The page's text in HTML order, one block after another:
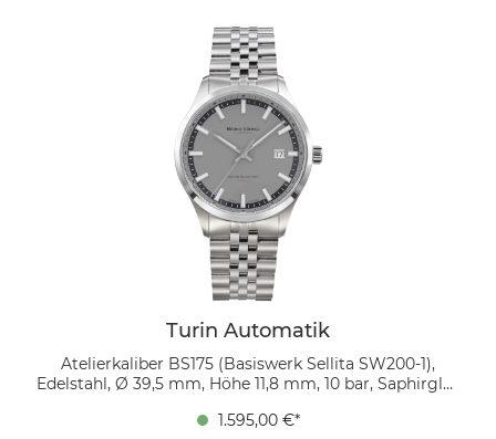
beeindruckt sie durch Perlage auf Grundplatine,
Automatikbrücken und Unruhkloben. Ein eigens
entwickelter Rotor und thermisch gebläute Schrauben
vervollständigen das hochwertige Uhrwerk. Mit ihrem
matten, aufgeräumten Zifferblatt in knalligem Grün
bietet die Turin Automatik ein leicht abzulesendes
Design. Wasserdicht bis 10 BAR dank verschraubtem
Boden und Krone, erinnert sie an ihre
Schwestermodelle, die Turin II Big und Turin II Small,
und setzt als Eyecatcher neue Maßstäbe.
Turin Automatik
Atelierkaliber BS175 (Basiswerk Sellita SW200-1),
Edelstahl, Ø 39,5 mm, Höhe 11,8 mm, 10 bar, Saphirglas
mit massiven Gliedern, Faltschließe mit
1.595,00 €*